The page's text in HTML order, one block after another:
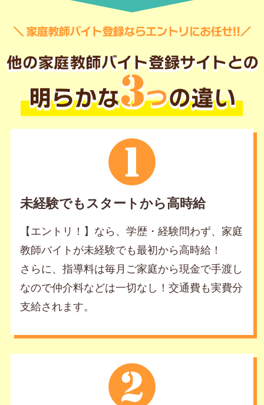
未経験でもスタートから高時給
【エントリ！】なら、学歴・経験問わず、家庭
教師バイトが未経験でも最初から高時給！
さらに、指導料は毎月ご家庭から現金で手渡し
なので仲介料などは一切なし！交通費も実費分
支給されます。